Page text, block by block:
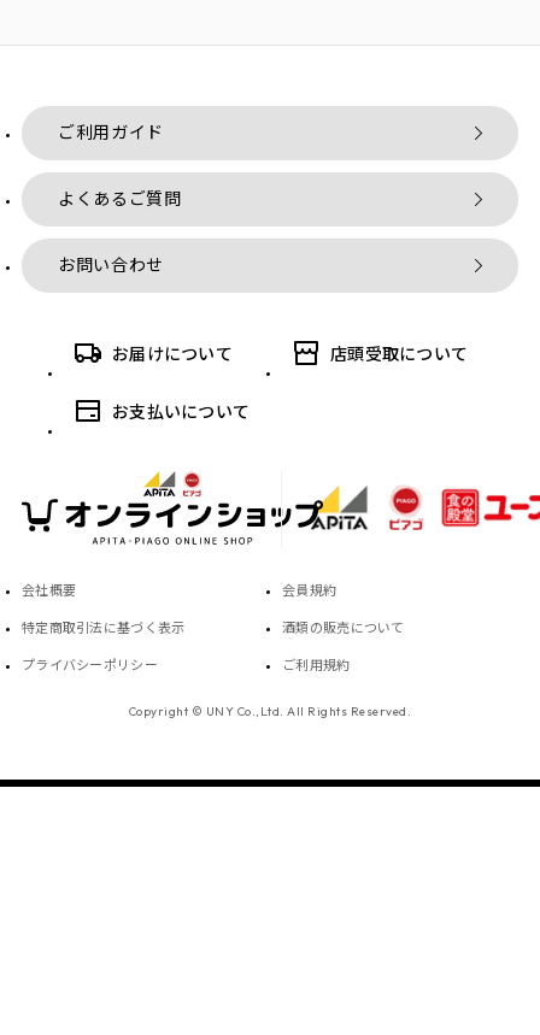
ご利用ガイド
よくあるご質問
お問い合わせ
お届けについて 店頭受取について
お支払いについて
会社概要 会員規約
特定商取引法に基づく表示 酒類の販売について
プライバシーポリシー ご利用規約
Copyright © UNY Co.,Ltd. All Rights Reserved.